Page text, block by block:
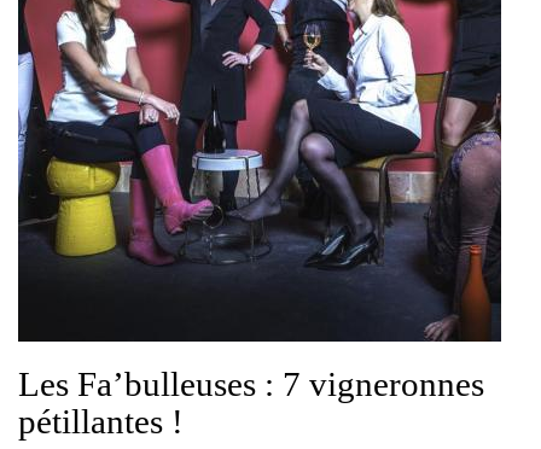
Les Fa’bulleuses : 7 vigneronnes
pétillantes !